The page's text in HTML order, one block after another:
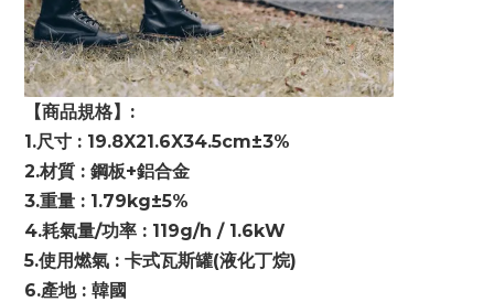
【商品規格】:
1.尺寸 : 19.8X21.6X34.5cm±3%
2.材質 : 鋼板+鋁合金
3.重量 : 1.79kg±5%
4.耗氣量/功率 : 119g/h / 1.6kW
5.使用燃氣 : 卡式瓦斯罐(液化丁烷)
6.產地 : 韓國